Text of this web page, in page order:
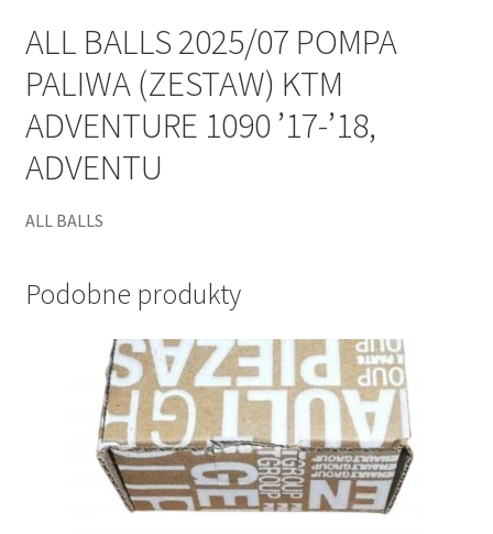
ALL BALLS 2025/07 POMPA
PALIWA (ZESTAW) KTM
ADVENTURE 1090 ’17-’18,
ADVENTU
ALL BALLS
Podobne produkty